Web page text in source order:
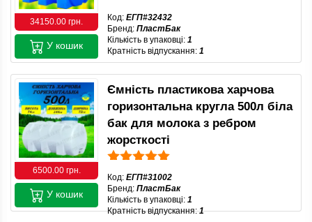
34150.00 грн. Код: ЕГП#32432
Бренд: ПластБак
Кількість в упаковці: 1
Кратність відпускання: 1
У кошик
6500.00 грн.
Ємність пластикова харчова
горизонтальна кругла 500л біла
бак для молока з ребром
жорсткості
Код: ЕГП#31002
Бренд: ПластБак
Кількість в упаковці: 1
Кратність відпускання:1
У кошик